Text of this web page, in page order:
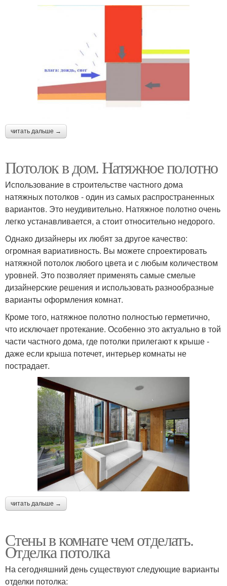
читать дальше →
Потолок в дом. Натяжное полотно
Использование в строительстве частного дома
натяжных потолков - один из самых распространенных
вариантов. Это неудивительно. Натяжное полотно очень
легко устанавливается, а стоит относительно недорого.
Однако дизайнеры их любят за другое качество:
огромная вариативность. Вы можете спроектировать
натяжной потолок любого цвета и с любым количеством
уровней. Это позволяет применять самые смелые
дизайнерские решения и использовать разнообразные
варианты оформления комнат.
Кроме того, натяжное полотно полностью герметично,
что исключает протекание. Особенно это актуально в той
части частного дома, где потолки прилегают к крыше -
даже если крыша потечет, интерьер комнаты не
пострадает.
читать дальше →
Стены в комнате чем отделать.
Отделка потолка
На сегодняшний день существуют следующие варианты
отделки потолка: